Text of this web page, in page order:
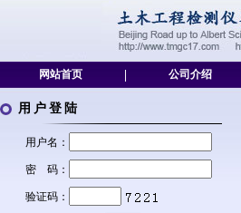
网站首页 公司介绍
用户登陆
用户名：
密 码：
验证码：